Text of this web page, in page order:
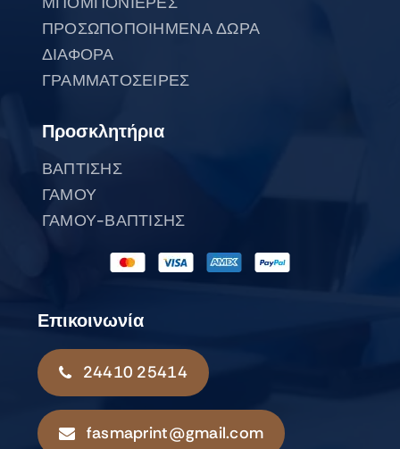
ΠΡΟΣΩΠΟΠΟΙΗΜΕΝΑ ΔΩΡΑ
ΔΙΑΦΟΡΑ
ΓΡΑΜΜΑΤΟΣΕΙΡΕΣ
Προσκλητήρια
ΒΑΠΤΙΣΗΣ
ΓΑΜΟΥ
ΓΑΜΟΥ-ΒΑΠΤΙΣΗΣ
Επικοινωνία
24410 25414
fasmaprint@gmail.com